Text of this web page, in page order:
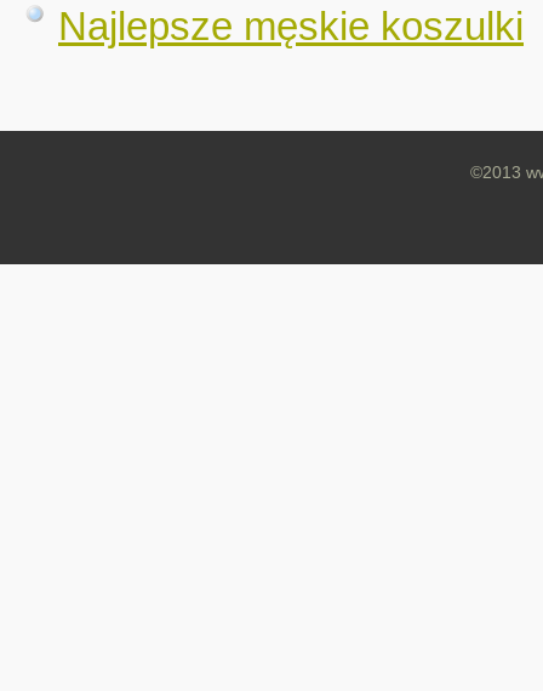
Najlepsze męskie koszulki
©2013